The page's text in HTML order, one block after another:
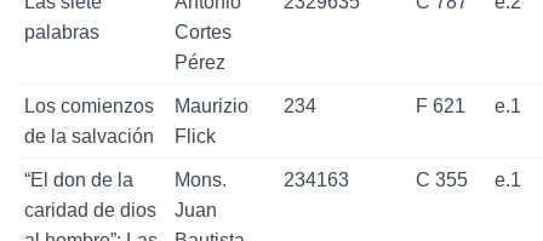
palabras
Cortes
Pérez
Los comienzos
de la salvación
Maurizio
Flick
234 F 621 e.1
“El don de la
caridad de dios
Mons.
Juan
234163 C 355 e.1